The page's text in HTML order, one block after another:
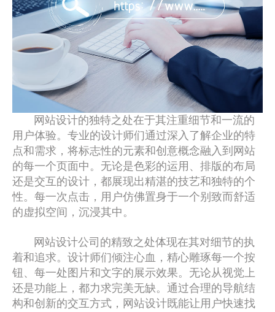
网站设计的独特之处在于其注重细节和一流的
用户体验。专业的设计师们通过深入了解企业的特
点和需求，将标志性的元素和创意概念融入到网站
的每一个页面中。无论是色彩的运用、排版的布局
还是交互的设计，都展现出精湛的技艺和独特的个
性。每一次点击，用户仿佛置身于一个别致而舒适
的虚拟空间，沉浸其中。
网站设计公司的精致之处体现在其对细节的执
着和追求。设计师们倾注心血，精心雕琢每一个按
钮、每一处图片和文字的展示效果。无论从视觉上
还是功能上，都力求完美无缺。通过合理的导航结
构和创新的交互方式，网站设计既能让用户快速找